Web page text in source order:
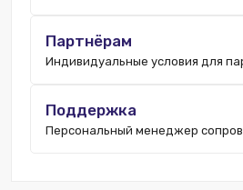
Партнёрам
Индивидуальные условия для
Поддержка
Персональный менеджер